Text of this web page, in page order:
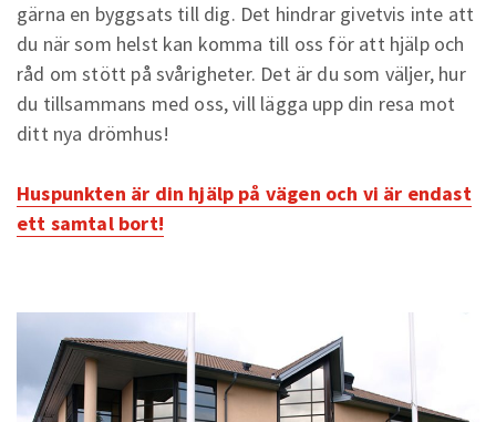
gärna en byggsats till dig. Det hindrar givetvis inte att
du när som helst kan komma till oss för att hjälp och
råd om stött på svårigheter. Det är du som väljer, hur
du tillsammans med oss, vill lägga upp din resa mot
ditt nya drömhus!
Huspunkten är din hjälp på vägen och vi är endast
ett samtal bort!